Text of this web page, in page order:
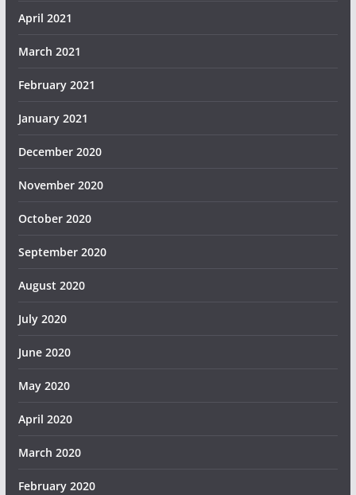
April 2021
March 2021
February 2021
January 2021
December 2020
November 2020
October 2020
September 2020
August 2020
July 2020
June 2020
May 2020
April 2020
March 2020
February 2020